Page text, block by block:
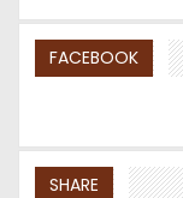
FACEBOOK
SHARE